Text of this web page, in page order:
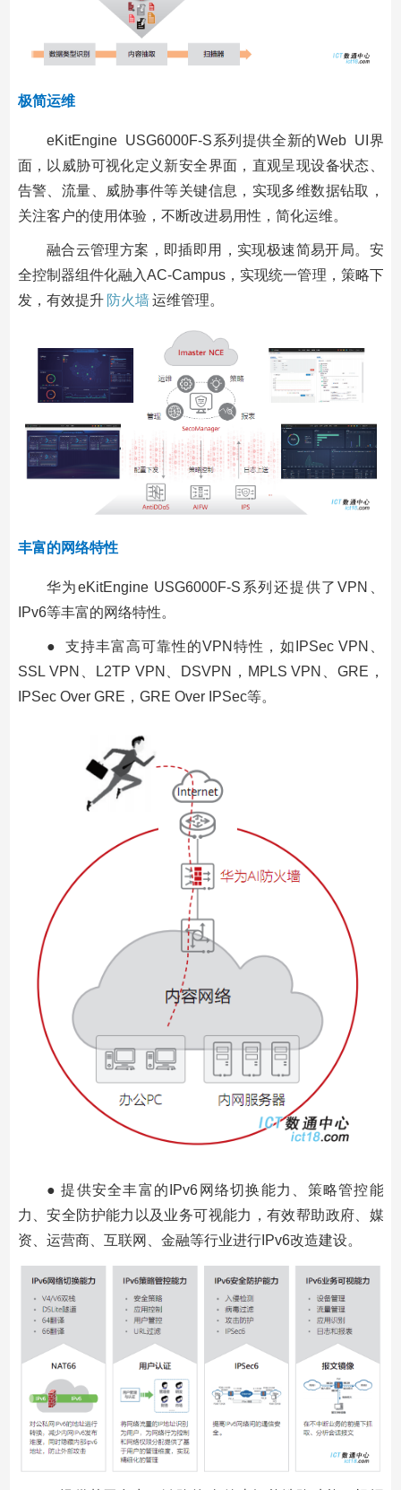
极简运维
eKitEngine USG6000F-S系列提供全新的Web UI界
面，以威胁可视化定义新安全界面，直观呈现设备状态、
告警、流量、威胁事件等关键信息，实现多维数据钻取，
关注客户的使用体验，不断改进易用性，简化运维。
融合云管理方案，即插即用，实现极速简易开局。安
全控制器组件化融入AC-Campus，实现统一管理，策略下
发，有效提升 防火墙运维管理。
丰富的网络特性
华为eKitEngine USG6000F-S系列还提供了VPN、
IPv6等丰富的网络特性。
● 支持丰富高可靠性的VPN特性，如IPSec VPN、
SSL VPN、L2TP VPN、DSVPN，MPLS VPN、GRE，
IPSec Over GRE，GRE Over IPSec等。
● 提供安全丰富的IPv6网络切换能力、策略管控能
力、安全防护能力以及业务可视能力，有效帮助政府、媒
资、运营商、互联网、金融等行业进行IPv6改造建设。